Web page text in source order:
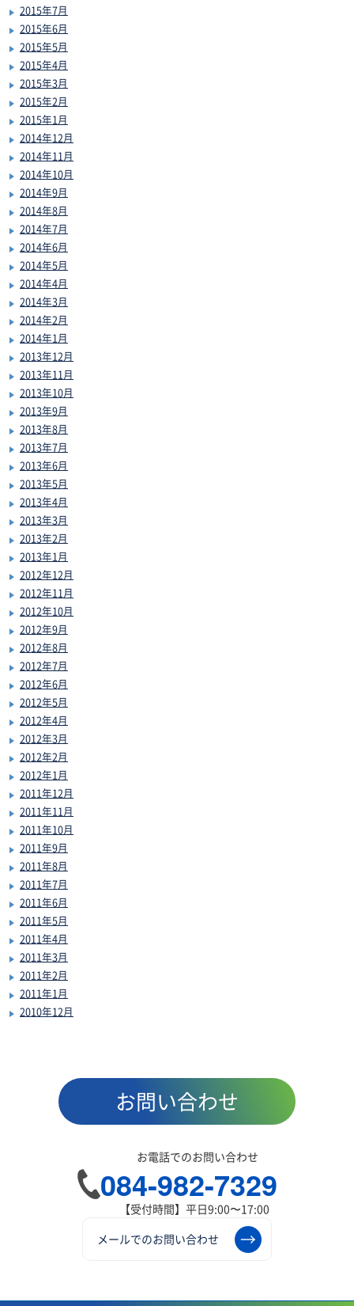
2015年7月
2015年6月
2015年5月
2015年4月
2015年3月
2015年2月
2015年1月
2014年12月
2014年11月
2014年10月
2014年9月
2014年8月
2014年7月
2014年6月
2014年5月
2014年4月
2014年3月
2014年2月
2014年1月
2013年12月
2013年11月
2013年10月
2013年9月
2013年8月
2013年7月
2013年6月
2013年5月
2013年4月
2013年3月
2013年2月
2013年1月
2012年12月
2012年11月
2012年10月
2012年9月
2012年8月
2012年7月
2012年6月
2012年5月
2012年4月
2012年3月
2012年2月
2012年1月
2011年12月
2011年11月
2011年10月
2011年9月
2011年8月
2011年7月
2011年6月
2011年5月
2011年4月
2011年3月
2011年2月
2011年1月
2010年12月
お問い合わせ
お電話でのお問い合わせ
084-982-7329
【受付時間】平日9:00〜17:00
メールでのお問い合わせ